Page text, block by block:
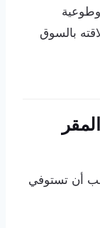
بالسوق
يجب أن تستوفي